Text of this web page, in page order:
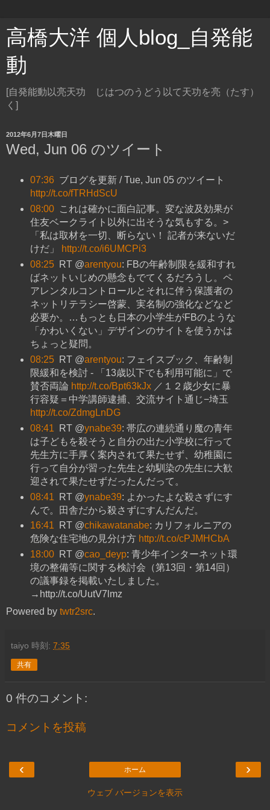
高橋大洋 個人blog_自発能
動
[自発能動以亮天功 じはつのうどう以て天功を亮（たす）
く]
2012年6月7日木曜日
Wed, Jun 06 のツイート
07:36 ブログを更新 / Tue, Jun 05 のツイート
http://t.co/fTRHdScU
08:00
これは確かに面白記事。変な波及効果が
住友ベークライト以外に出そうな気もする。>
「私は取材を一切、断らない！ 記者が来ないだ
けだ」
http://t.co/i6UMCPi3
08:25
RT @arentyou: FBの年齢制限を緩和すれ
ばネットいじめの懸念もでてくるだろうし。ペ
アレンタルコントロールとそれに伴う保護者の
ネットリテラシー啓蒙、実名制の強化などなど
必要か。…もっとも日本の小学生がFBのような
「かわいくない」デザインのサイトを使うかは
ちょっと疑問。
08:25
RT @arentyou: フェイスブック、年齢制
限緩和を検討 - 「13歳以下でも利用可能に」で
賛否両論 http://t.co/Bpt63kJx／１２歳少女に暴
行容疑＝中学講師逮捕、交流サイト通じ−埼玉
http://t.co/ZdmgLnDG
08:41
RT @ynabe39: 帯広の連続通り魔の青年
は子どもを殺そうと自分の出た小学校に行って
先生方に手厚く案内されて果たせず、幼稚園に
行って自分が習った先生と幼馴染の先生に大歓
迎されて果たせずだったんだって。
08:41
RT @ynabe39: よかったよな殺さずにす
んで。田舎だから殺さずにすんだんだ。
16:41
RT @chikawatanabe: カリフォルニアの
危険な住宅地の見分け方 http://t.co/cPJMHCbA
18:00
RT @cao_deyp: 青少年インターネット環
境の整備等に関する検討会（第13回・第14回）
の議事録を掲載いたしました。
→http://t.co/UutV7lmz
Powered by twtr2src.
taiyo 時刻: 7:35
共有
0 件のコメント:
コメントを投稿
‹ ›
ホーム
ウェブ バージョンを表示